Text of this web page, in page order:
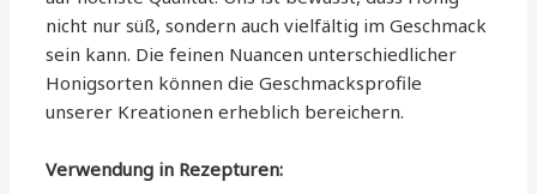
nicht nur süß, sondern auch vielfältig im Geschmack
sein kann. Die feinen Nuancen unterschiedlicher
Honigsorten können die Geschmacksprofile
unserer Kreationen erheblich bereichern.
Verwendung in Rezepturen: